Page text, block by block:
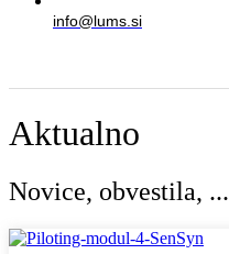
info@lums.si
Aktualno
Novice, obvestila, ...